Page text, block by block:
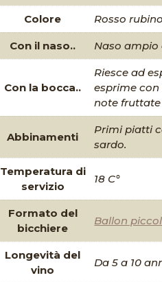
Colore Rosso
Con il naso.. Naso ampio
Con la bocca..
Riesce ad
esprime
note fruttate
Abbinamenti
Primi piatti
sardo.
Temperatura di
servizio
18 C°
Formato del
bicchiere
Ballon
Longevità del
vino
Da 5 a 10